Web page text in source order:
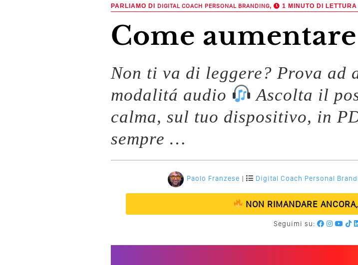
PARLIAMO DI DIGITAL COACH PERSONAL BRANDING, 1 MINUTO DI LETTURA
Come
Non ti va di leggere? Prova ad
modalitá audio
Ascolta il
calma, sul tuo dispositivo, in
sempre …
Paolo Franzese | Digital Coach Personal
NON RIMANDARE
Seguimi su: